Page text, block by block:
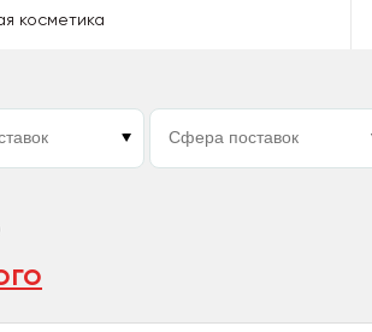
косметика